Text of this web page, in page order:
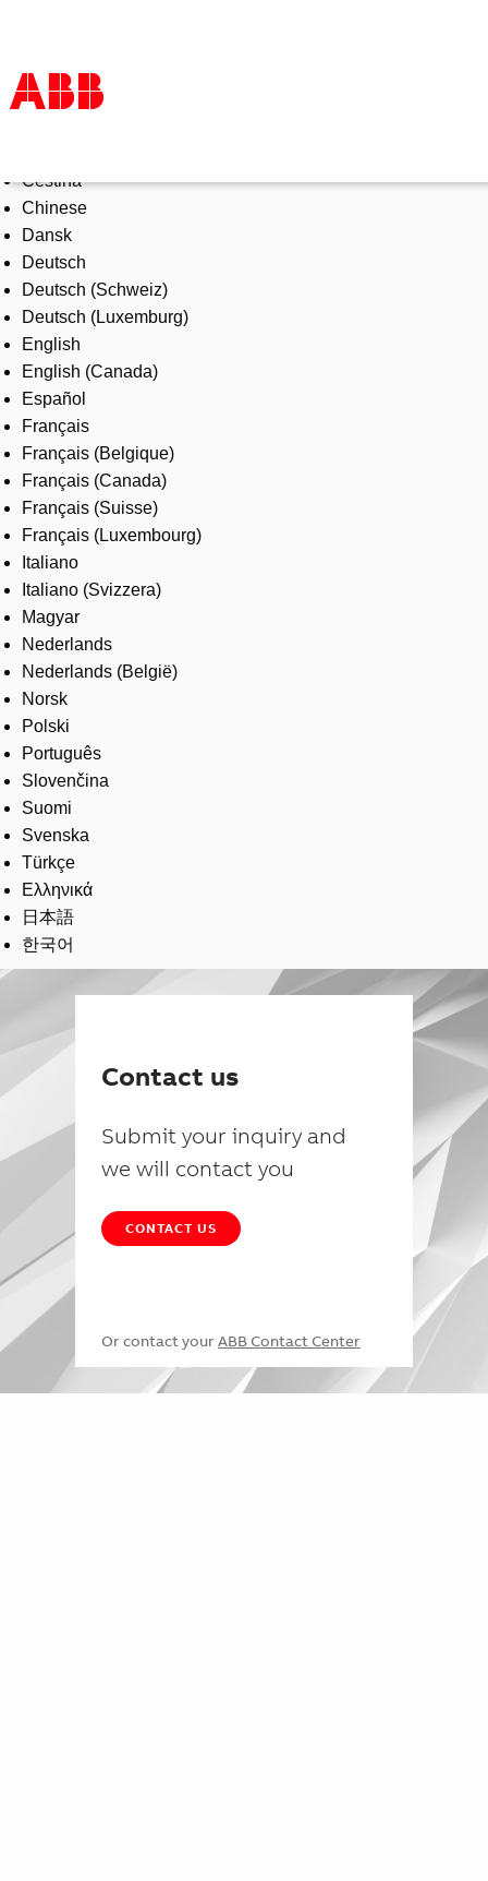
Products & Solutions
Industries
Services
About us
Where to buy
Contact us
Careers
Čeština
Chinese
Dansk
Deutsch
Deutsch (Schweiz)
Deutsch (Luxemburg)
English
English (Canada)
Español
Français
Français (Belgique)
Français (Canada)
Français (Suisse)
Français (Luxembourg)
Italiano
Italiano (Svizzera)
Magyar
Nederlands
Nederlands (België)
Norsk
Polski
Português
Slovenčina
Suomi
Svenska
Türkçe
Ελληνικά
日本語
한국어
Contact us
Submit your inquiry and
we will contact you
CONTACT US
Or contact your ABB Contact Center